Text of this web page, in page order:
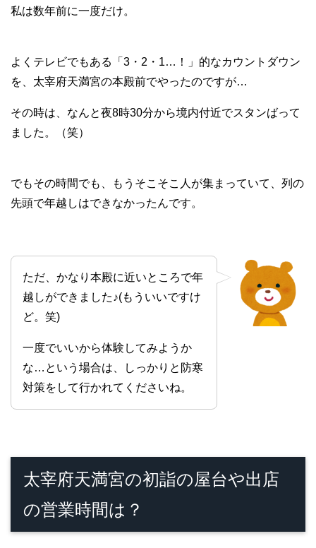
私は数年前に一度だけ。
よくテレビでもある「3・2・1…！」的なカウントダウン
を、太宰府天満宮の本殿前でやったのですが…
その時は、なんと夜8時30分から境内付近でスタンばって
ました。（笑）
でもその時間でも、もうそこそこ人が集まっていて、列の
先頭で年越しはできなかったんです。
ただ、かなり本殿に近いところで年
越しができました♪(もういいですけ
ど。笑)
一度でいいから体験してみようか
な…という場合は、しっかりと防寒
対策をして行かれてくださいね。
太宰府天満宮の初詣の屋台や出店
の営業時間は？